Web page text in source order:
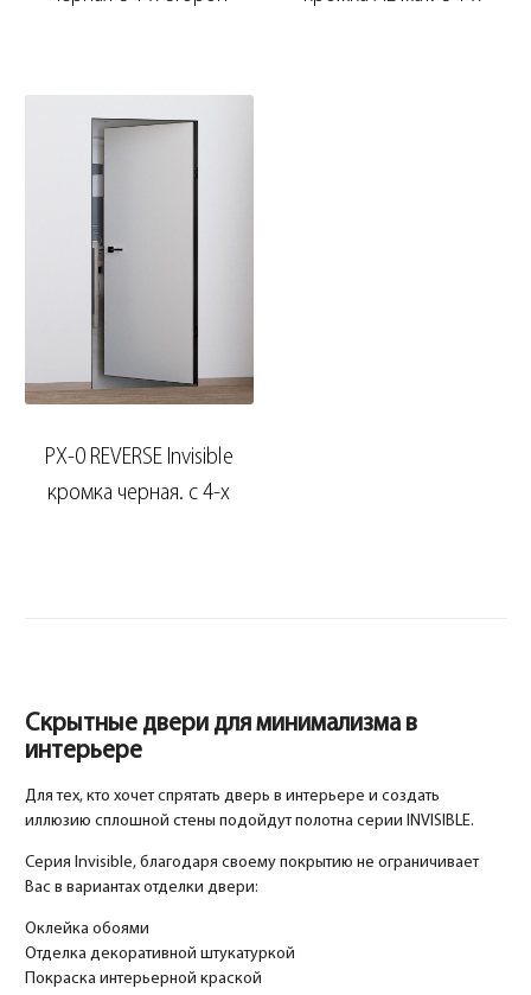
PX-0 REVERSE Invisible
кромка черная. с 4-х
Скрытные двери для минимализма в
интерьере
Для тех, кто хочет спрятать дверь в интерьере и создать
иллюзию сплошной стены подойдут полотна серии INVISIBLE.
Серия Invisible, благодаря своему покрытию не ограничивает
Вас в вариантах отделки двери:
Оклейка обоями
Отделка декоративной штукатуркой
Покраска интерьерной краской